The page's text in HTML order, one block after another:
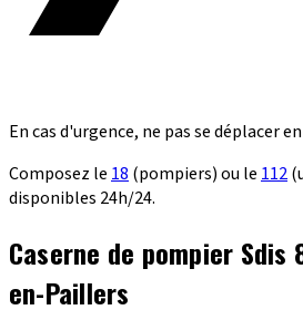
En cas d'urgence, ne pas se déplacer
Composez le 18 (pompiers) ou le 112
disponibles 24h/24.
Caserne de pompier Sdis
en-Paillers